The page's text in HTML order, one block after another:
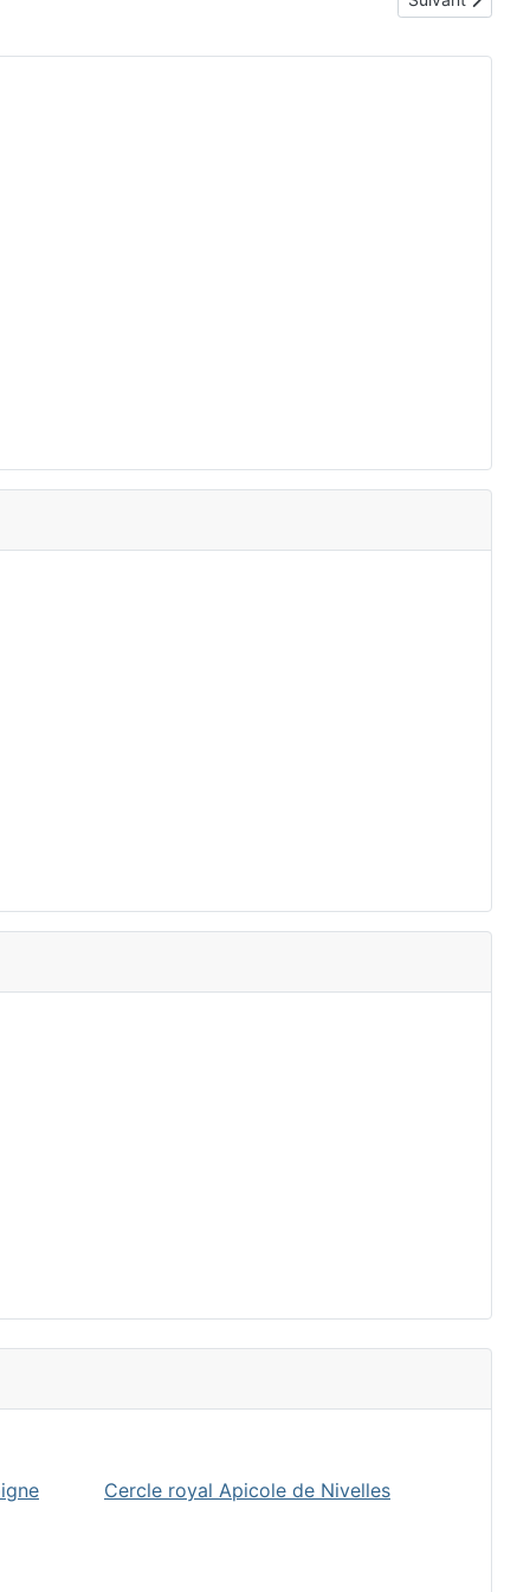
Cercle royal Apicole de Nivelles